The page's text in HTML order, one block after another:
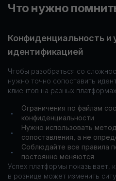
Что нужно
Конфиденциальность и
идентификацией
Чтобы разобраться со
нужно точно сопоставить
клиентов на разных
•
Ограничения по файлам
конфиденциальности
•
Нужно использовать
сопоставления, а не
•
Соблюдайте все правила
постоянно меняются
Успех платформы показывает,
в рознице может изменить